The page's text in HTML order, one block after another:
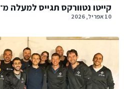
קייטו נטוורקס תגייס למעלה מ־140 עובדים נוספים
10 אפריל, 2026